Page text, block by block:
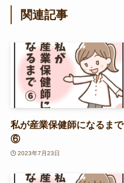
関連記事
私が産業保健師になるまで
⑥
2023年7月23日